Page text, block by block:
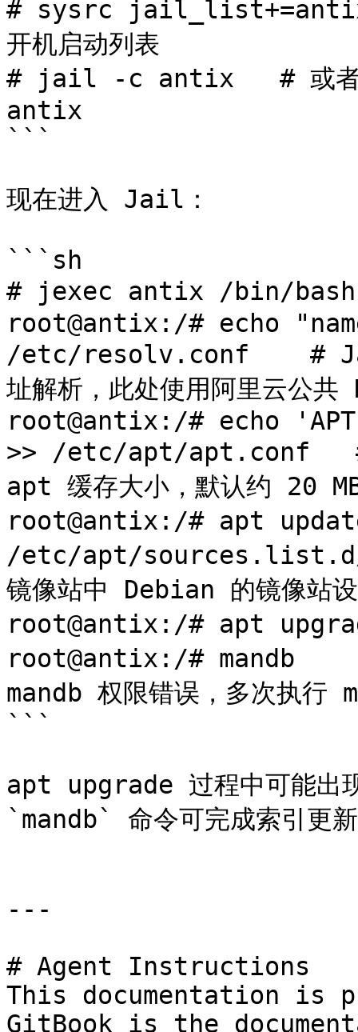
# sysrc
开机启动列表
# jail -c antix   # 或
antix
```
现在进入 Jail：
```sh
# jexec antix /bin/bash
root@antix:/# echo
/etc/resolv.conf    # Jail
址解析，此处使用阿里云公共
root@antix:/# echo
>> /etc/apt/apt.conf   #
apt 缓存大小，默认约 20
root@antix:/# apt
/etc/apt/sources.list.d/ 中
镜像站中 Debian 的镜像站
root@antix:/# apt
root@antix:/# mandb
mandb 权限错误，多次执行
```
apt upgrade 过程中可能出
`mandb` 命令可完成索引更
---
# Agent Instructions
This documentation is
GitBook is the